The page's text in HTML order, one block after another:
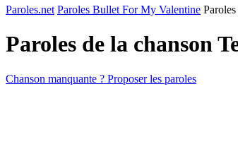
Paroles.net Paroles Bullet For My Valentine
Paroles de la chanson
Chanson manquante ? Proposer les paroles